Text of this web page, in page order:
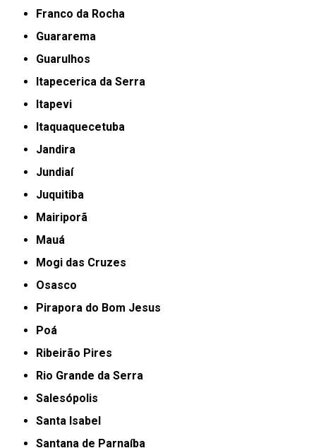
Franco da Rocha
Guararema
Guarulhos
Itapecerica da Serra
Itapevi
Itaquaquecetuba
Jandira
Jundiaí
Juquitiba
Mairiporã
Mauá
Mogi das Cruzes
Osasco
Pirapora do Bom Jesus
Poá
Ribeirão Pires
Rio Grande da Serra
Salesópolis
Santa Isabel
Santana de Parnaíba